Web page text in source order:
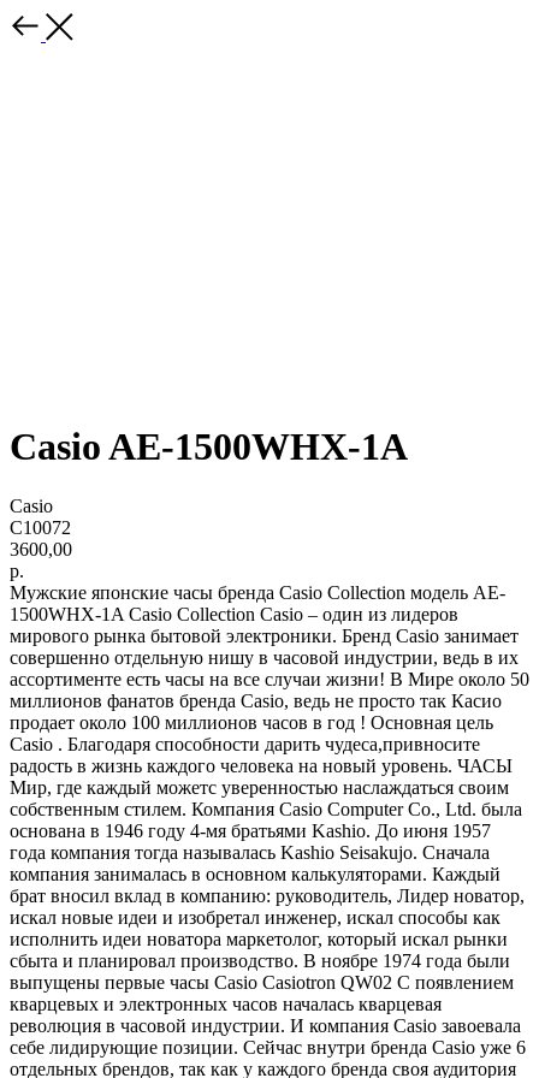
Casio AE-1500WHX-1A
Casio
C10072
3600,00
р.
Мужские японские часы бренда Casio Collection модель AE-
1500WHX-1A Casio Collection Casio – один из лидеров
мирового рынка бытовой электроники. Бренд Casio занимает
совершенно отдельную нишу в часовой индустрии, ведь в их
ассортименте есть часы на все случаи жизни! В Мире около 50
миллионов фанатов бренда Casio, ведь не просто так Касио
продает около 100 миллионов часов в год ! Основная цель
Casio . Благодаря способности дарить чудеса,привносите
радость в жизнь каждого человека на новый уровень. ЧАСЫ
Мир, где каждый можетс уверенностью наслаждаться своим
собственным стилем. Компания Casio Computer Co., Ltd. была
основана в 1946 году 4-мя братьями Kashio. До июня 1957
года компания тогда называлась Kashio Seisakujo. Сначала
компания занималась в основном калькуляторами. Каждый
брат вносил вклад в компанию: руководитель, Лидер новатор,
искал новые идеи и изобретал инженер, искал способы как
исполнить идеи новатора маркетолог, который искал рынки
сбыта и планировал производство. В ноябре 1974 года были
выпущены первые часы Casio Casiotron QW02 С появлением
кварцевых и электронных часов началась кварцевая
революция в часовой индустрии. И компания Casio завоевала
себе лидирующие позиции. Сейчас внутри бренда Casio уже 6
отдельных брендов, так как у каждого бренда своя аудитория